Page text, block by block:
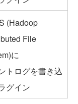
(Hadoop
File
に
トログを書き込
グイン